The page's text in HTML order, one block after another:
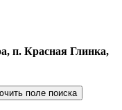
п. Красная Глинка,
поле поиска